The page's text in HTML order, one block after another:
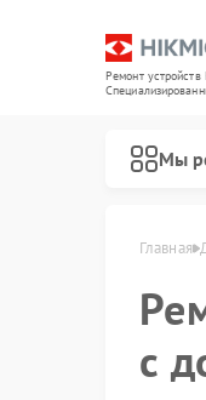
Ремонт
Мы
Главная
с